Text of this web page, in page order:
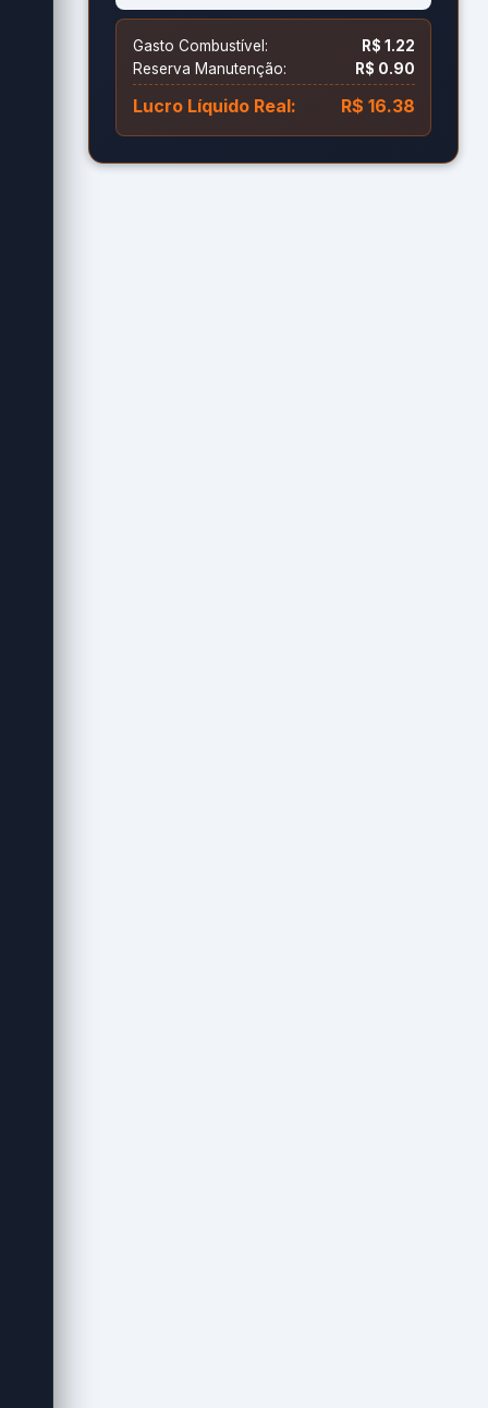
Gasto Combustível:
R$ 1.22
Reserva Manutenção:
R$ 0.90
Lucro Líquido Real: R$ 16.38